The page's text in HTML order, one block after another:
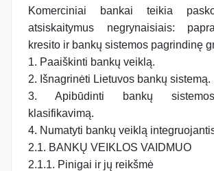
Komerciniai bankai teikia
atsiskaitymus negrynaisiais:
kresito ir bankų sistemos pagrindinę
1. Paaiškinti bankų veiklą.
2. Išnagrinėti Lietuvos bankų sistemą.
3. Apibūdinti bankų
klasifikavimą.
4. Numatyti bankų veiklą
2.1. BANKŲ VEIKLOS VAIDMUO
2.1.1. Pinigai ir jų reikšmė